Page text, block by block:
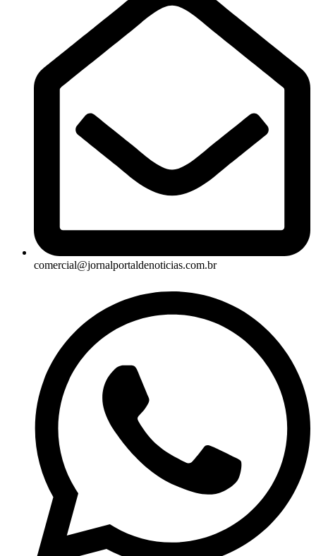
comercial@jornalportaldenoticias.com.br